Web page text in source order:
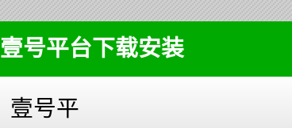
壹号平台下载安装
壹号平